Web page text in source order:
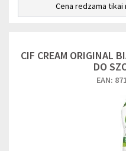
Cena redzama
CIF CREAM ORIGINAL
DO
EAN: